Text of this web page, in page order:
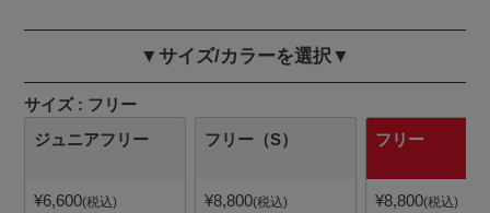
▼サイズ/カラーを選択▼
サイズ
フリー
ジュニアフリー
¥6,600 税込
フリー（S）
¥8,800 税込
フリー
¥8,800 税込